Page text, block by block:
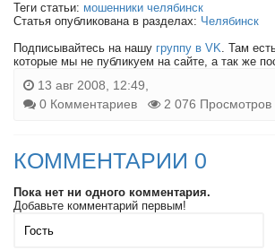
Теги статьи: мошенники челябинск
Статья опубликована в разделах: Челябинск
Подписывайтесь на нашу группу в VK. Там
которые мы не публикуем на сайте, а так же
13 авг 2008, 12:49,
0 Комментариев
2 076 Просмотров
КОММЕНТАРИИ 0
Пока нет ни одного комментария.
Добавьте комментарий первым!